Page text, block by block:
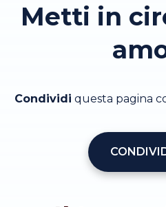
Metti in
Condividi questa pagina